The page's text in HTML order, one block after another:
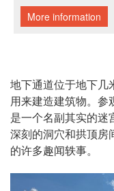
地下通道位于地下几
用来建造建筑物。参
是一个名副其实的迷
深刻的洞穴和拱顶房
的许多趣闻轶事。